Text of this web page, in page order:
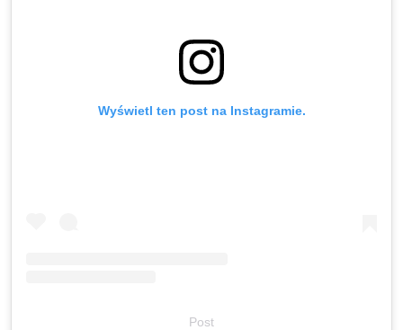
Wyświetl ten post na Instagramie.
Post